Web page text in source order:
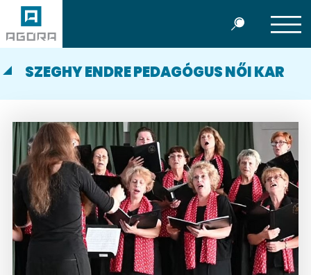
SZEGHY ENDRE PEDAGÓGUS NŐI KAR